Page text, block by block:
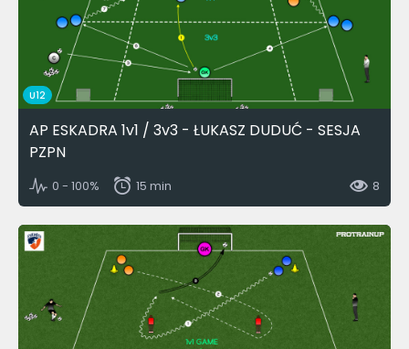
U12
AP ESKADRA 1v1 / 3v3 - ŁUKASZ DUDUĆ - SESJA
PZPN
0 - 100% 15 min 8